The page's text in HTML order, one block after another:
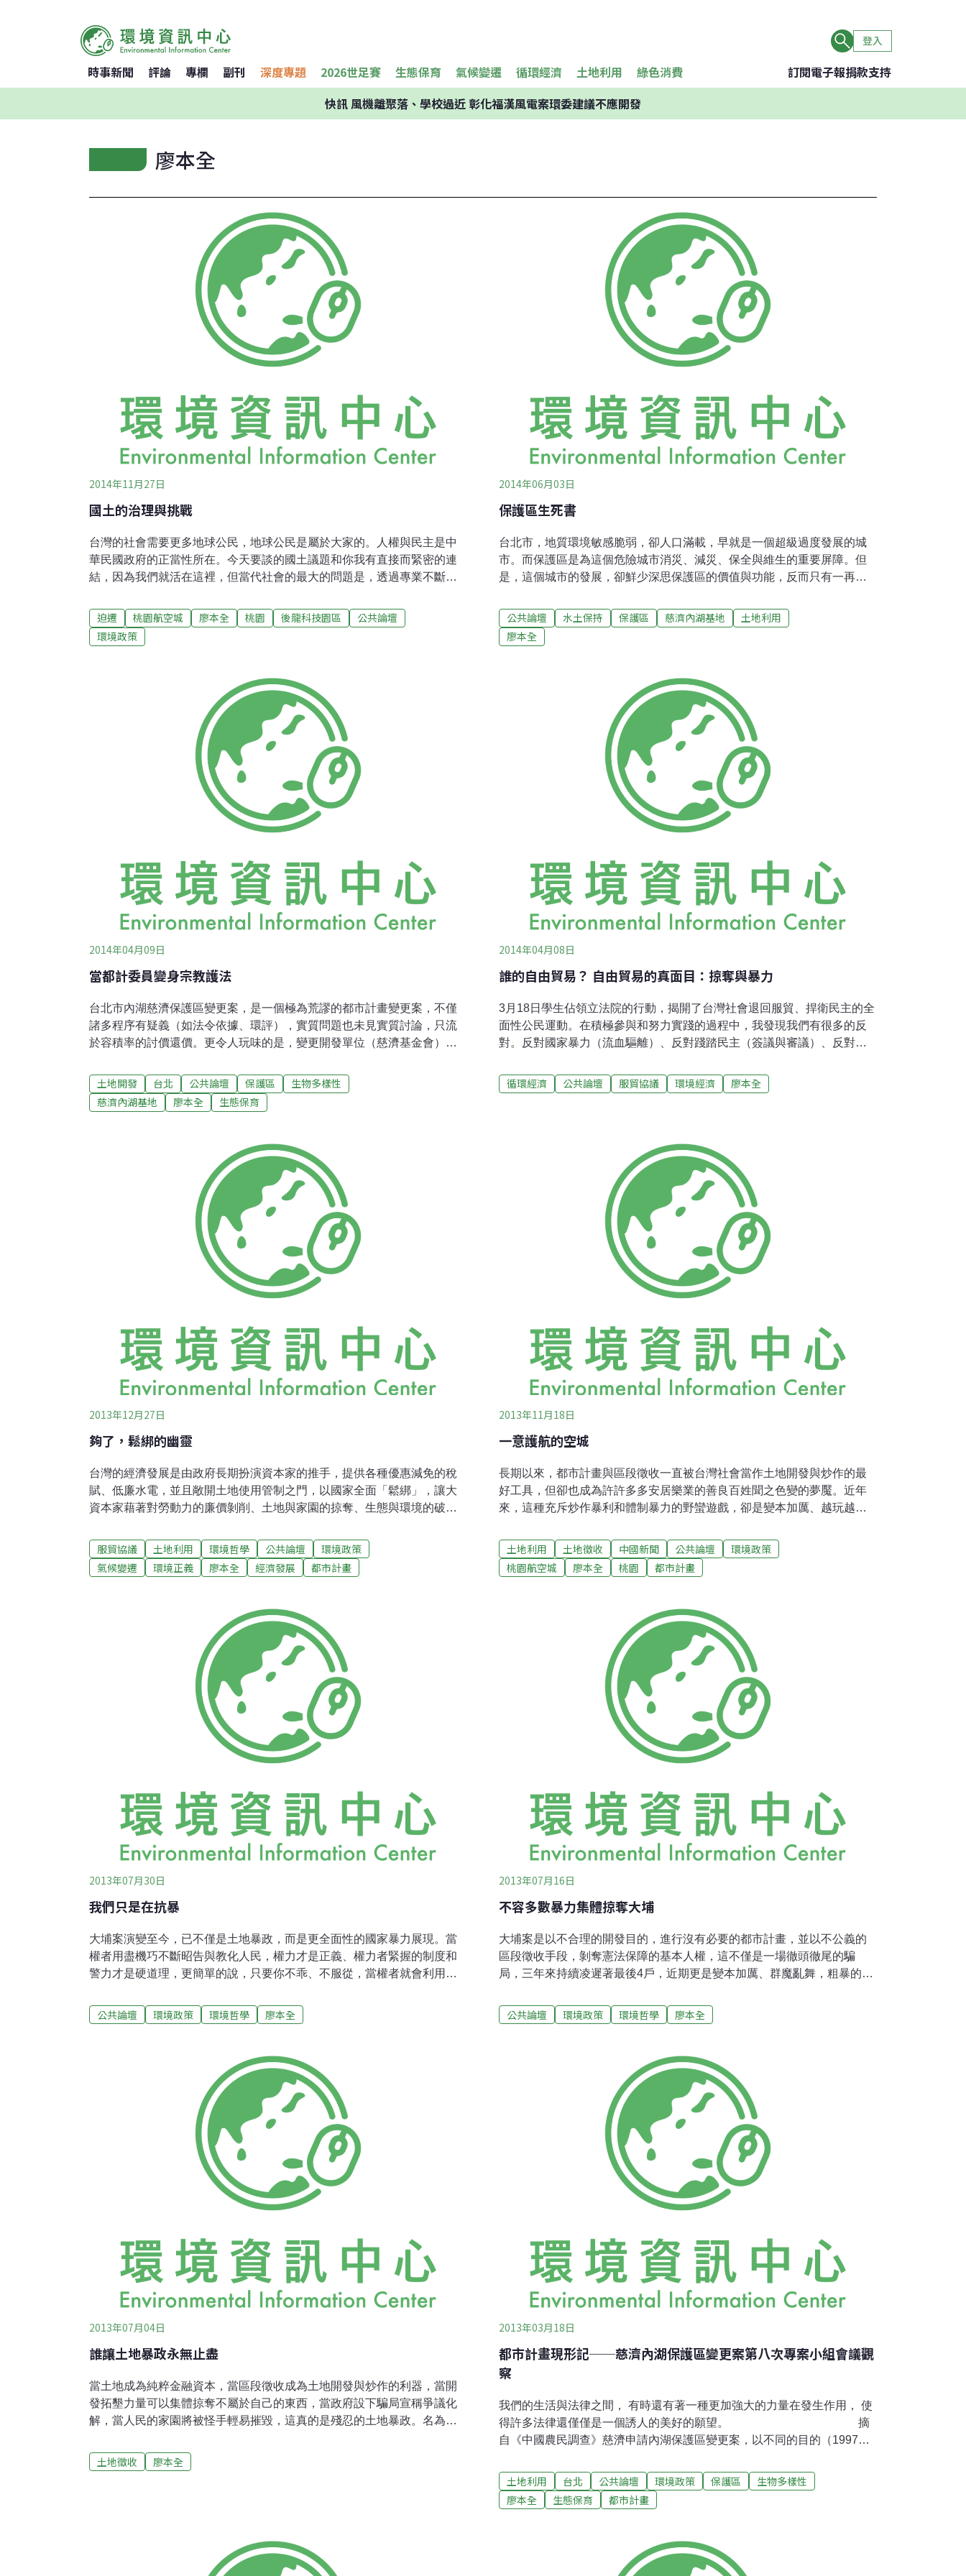
登入
時事新聞 評論 專欄 副刊 深度專題 2026世足賽 生態保育 氣候變遷 循環經濟 土地利用 綠色消費 訂閱電子報捐款支持
快訊風機離聚落、學校過近 彰化福漢風電案環委建議不應開發
廖本全
2014年11月27日
國土的治理與挑戰
台灣的社會需要更多地球公民，地球公民是屬於大家的。人權與民主是中
華民國政府的正當性所在。今天要談的國土議題和你我有直接而緊密的連
結，因為我們就活在這裡，但當代社會的最大的問題是，透過專業不斷的
規劃是專家的事。專家是誰？是政府、規劃者與握有權力者。專業其實只
是把事情弄得很複雜，讓民眾覺得自己都不懂而無法參與。事實上國土規
劃是件簡單且重要的事，應是民眾都能理解、上手並關注的事。今天要談
什麼樣的挑戰？是誰挑戰？為什麼公民不挑戰它？希望今天聽講完大家可
以都能理解國土規劃是怎麼一回事。環境議題的4大戰場台灣就跟你我一
樣，是活生生的生命體。山林書院時陳玉峰老師曾說過，台灣這個生命體
與你我一樣，並具有下列特色：一是脆弱的無機環境。二是珍貴的有機環
境。透過珍貴的有機環境，讓脆弱的
迫遷 桃園航空城 廖本全 桃園 後龍科技園區
公共論壇
環境政策
2014年06月03日
保護區生死書
台北市，地質環境敏感脆弱，卻人口滿載，早就是一個超級過度發展的城
市。而保護區是為這個危險城市消災、減災、保全與維生的重要屏障。但
是，這個城市的發展，卻鮮少深思保護區的價值與功能，反而只有一再地
護區的變更完全不可逆，奈何人的慾望需索無度，這就是災難的開端。慈
善謬行1997年慈濟基金會購買台北市內湖區大湖公園北側保護區土地，並
向台北市政府提出申請變更為醫療園區，做為興建兒童醫院之使用。1998
院。2005年1月，慈濟基金會再度提出土地變更申請，改為將該保護區變更
為社會福利特定專用區，做為興建志工大樓使用，台北市政府配合辦理，
於2005年3月31日公告都市計畫公開展覽，啟動土地變更行政程序。慈濟
保護區變更案，近十年來不斷送審，而台北市都市計畫委員會的審議過
公共論壇 水土保持 保護區 慈濟內湖基地
土地利用
廖本全
2014年04月09日
當都計委員變身宗教護法
台北市內湖慈濟保護區變更案，是一個極為荒謬的都市計畫變更案，不僅
諸多程序有疑義（如法令依據、環評），實質問題也未見實質討論，只流
於容積率的討價還價。更令人玩味的是，變更開發單位（慈濟基金會）永
能為慈濟打通關，因而造成不斷送案、不斷審議（9次專案小組）的荒誕都
計風景。這樣的行徑，的確就是「將變更開發做為終極目標，且不達目
的、絕不終止」。而只要能夠有幸巧遇一票發大願、變身宗教護法，而罔
掌握一切，沒有不能做的，也沒有做不到的。慈濟內湖保護區變更案，在
去（102）年11月28日，就是這麼地被一票捨棄專業、卻懷抱志業的都計
委員，決議送出了專案小組，而即將在本週四（4月10日）下午的都委會大
會審議。看見護法們去年專案小組會議，我陳情發言三分鐘後全程旁聽與
記錄。委員所言，真是令
土地開發 台北 公共論壇 保護區
生物多樣性
慈濟內湖基地
廖本全 生態保育
2014年04月08日
誰的自由貿易？ 自由貿易的真面目：掠奪與暴力
3月18日學生佔領立法院的行動，揭開了台灣社會退回服貿、捍衛民主的全
面性公民運動。在積極參與和努力實踐的過程中，我發現我們有很多的反
對。反對國家暴力（流血驅離）、反對踐踏民主（簽議與審議）、反對操
透過這些反對，瞭解政府喪失了正當性，並且深化了公民運動的價值。然
而，我們所反對的這一切，有沒有一個病態總根源？如果有，我想那應該
自欺欺人。自由貿易有時是把經濟當作手段，真正的指向卻是政治目的
（收編）；自由貿易有時又是透過政治的手段強勢的達成經濟目的。而很
顯然地，《海峽兩岸服務貿易協議》兼具上述二者，政治與經濟的慾望互
為表裡、你儂我儂。因此，《海峽兩岸服務貿易協議》當然是經濟，但更
是政治。大資本的遊戲1980年
循環經濟 公共論壇 服貿協議 環境經濟 廖本全
2013年12月27日
夠了，鬆綁的幽靈
台灣的經濟發展是由政府長期扮演資本家的推手，提供各種優惠減免的稅
賦、低廉水電，並且敞開土地使用管制之門，以國家全面「鬆綁」，讓大
資本家藉著對勞動力的廉價剝削、土地與家園的掠奪、生態與環境的破
此，才能降低生產成本，大量生產並以低廉的單價競爭，成為全球重要生
產基地。國家變資本家保姆1960年代的《獎勵投資條例》在1991年落日，
但台灣的大資本家並沒有因此而斷奶，政府立即補上《促進產業升級條
是2010年5月總統廢止《促進產業升級條例》的同時，又頒佈了《產業創新
條例》，這些鬆綁的法令，讓國家成為長期的保姆，餵養既吃不飽、也長
不大的資本家。1990年代台灣開始邁向新自由主義的國度，政府為了成為
全球自由化經濟體制的一員，更積極為資本的自由流竄排除障礙、鬆綁管
制。在鬆綁魔咒下，台
服貿協議 土地利用 環境哲學 公共論壇
環境政策
氣候變遷
環境正義 廖本全 經濟發展 都市計畫
2013年11月18日
一意護航的空城
長期以來，都市計畫與區段徵收一直被台灣社會當作土地開發與炒作的最
好工具，但卻也成為許許多多安居樂業的善良百姓聞之色變的夢魘。近年
來，這種充斥炒作暴利和體制暴力的野蠻遊戲，卻是變本加厲、越玩越
計畫案」（簡稱桃園航空城計畫），計畫面積4791公頃，是有史以來最為
龐大的新訂都市計畫，其徵收面積達3707公頃，預定徵收15000戶以及
46000人的家園。這個超級的區段徵收案，預料最終也將在土地炒作之後，
在極化（過度與低度）的發展下，導致許多都市計畫區人口發展率極低，
也造就了超過15萬戶的閒置住宅（住宅閒置率21％），在這樣的情況下，
根本沒有新訂都市計畫的需求，更沒有大規模徵收的必要性。但這個計
畫，是馬英九總統在選舉時高呼的「愛台12建設」，又是地方政客與分肥
土地利用 土地徵收 中國新聞 公共論壇
環境政策
桃園航空城
廖本全 桃園 都市計畫
2013年07月30日
我們只是在抗暴
大埔案演變至今，已不僅是土地暴政，而是更全面性的國家暴力展現。當
權者用盡機巧不斷昭告與教化人民，權力才是正義、權力者緊握的制度和
警力才是硬道理，更簡單的說，只要你不乖、不服從，當權者就會利用其
奈我何？苗栗縣政府假竹科竹南園區飽和為名，但進行的卻不是國科會的
園區擴張，而是做都市開發，但事實上，苗栗縣已編定的工業用地以及已
市開發來說，這都是一個不合理、沒必要的計畫。這個別有所圖的計畫，
其實只為了以開發工程、標售抵費地，以及土地炒作後的飆漲地價來餵養
地方派系、鞏固盤根錯節的地方樁腳，中央（內政部）竟可以讓它通過開
發，讓苗栗縣政府強土地徵、強拆家屋。人民，你能奈我何？國科會在7月
24日發出澄清表示「該地雖鄰近竹科管理局所轄竹南科學園區，但並非園
區範圍，也不是竹科管理局所開
公共論壇 環境政策 環境哲學 廖本全
2013年07月16日
不容多數暴力集體掠奪大埔
大埔案是以不合理的開發目的，進行沒有必要的都市計畫，並以不公義的
區段徵收手段，剝奪憲法保障的基本人權，這不僅是一場徹頭徹尾的騙
局，三年來持續凌遲著最後4戶，近期更是變本加厲、群魔亂舞，粗暴的對
睜睜的看其得逞，那將是一個最最殘忍與悲慘的社會。貪圖炒作利益，浮
濫開發首先，本案是以竹科竹南基地飽和為由做為開發目的，但事實上竹
縣工商發展投資策進會閒置工業用地資料顯示，竹南鎮有大量已編定但未
開發以及已開發但長期閒置的工業用地（分別為259及70公頃），苗栗縣政
府不僅不利用應優先使用之工業用地，更離譜的是，以園區飽和為由，卻
是圈地做都市計畫。在苗栗縣都市計畫人口早已供過於求的情況下，還要
將非都市農業用地變更為都市計畫區，真正貪圖的是引入開發力量進行土
地炒作，並藉由公共工
公共論壇 環境政策 環境哲學 廖本全
2013年07月04日
誰讓土地暴政永無止盡
當土地成為純粹金融資本，當區段徵收成為土地開發與炒作的利器，當開
發拓墾力量可以集體掠奪不屬於自己的東西，當政府設下騙局宣稱爭議化
解，當人民的家園將被怪手輕易摧毀，這真的是殘忍的土地暴政。名為發
將之劃設為都市計劃特定區，全案計劃名稱為「擬定新竹科學園區竹南基
地暨周邊地區特定區計劃」。但內政部統計資料顯示，2005年苗栗縣都市
發。另，大埔案是以竹科竹南基地飽和為由進行圈地開發，但實際上在165
公頃新訂都市計劃範圍內，僅僅劃設不到28公頃的「園區事業專用區」，
土地徵收 廖本全
2013年03月18日
都市計畫現形記──慈濟內湖保護區變更案第八次專案小組會議觀
察
我們的生活與法律之間， 有時還有著一種更加強大的力量在發生作用， 使
得許多法律還僅僅是一個誘人的美好的願望。 摘
自《中國農民調查》慈濟申請內湖保護區變更案，以不同的目的（1997年
樓），不斷的送台北市都市計畫委員會審查，展現了強烈的變更意圖，但
卻也一直沒有在台北市都委會審議通過。這十幾年之間，令台灣社會與都
市計畫界關心並感到有興趣的一件事是，幾任的委員都沒有讓它通過（都
了，2013年3月14日下午2點，台北市都市計畫委員會進行第八次專案小組
審查。會議主席（召集人辛晚教教授）立場非常非常明顯的站在慈濟方。
土地利用 台北 公共論壇 環境政策 保護區
生物多樣性
廖本全
生態保育 都市計畫